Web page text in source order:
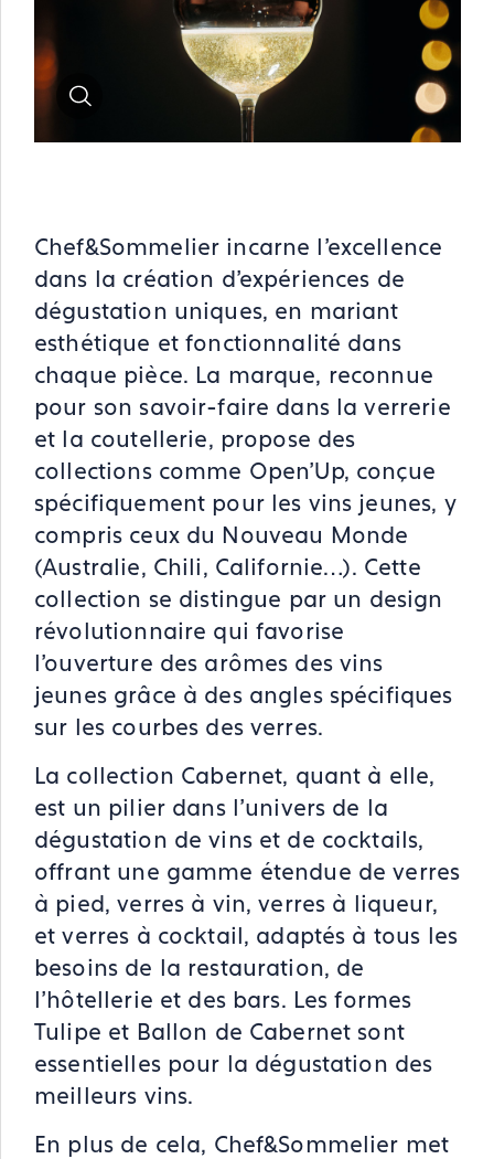
Chef&Sommelier incarne l'excellence
dans la création d'expériences de
dégustation uniques, en mariant
esthétique et fonctionnalité dans
chaque pièce. La marque, reconnue
pour son savoir-faire dans la verrerie
et la coutellerie, propose des
collections comme Open'Up, conçue
spécifiquement pour les vins jeunes, y
compris ceux du Nouveau Monde
(Australie, Chili, Californie…). Cette
collection se distingue par un design
révolutionnaire qui favorise
l'ouverture des arômes des vins
jeunes grâce à des angles spécifiques
sur les courbes des verres​.
La collection Cabernet, quant à elle,
est un pilier dans l'univers de la
dégustation de vins et de cocktails,
offrant une gamme étendue de verres
à pied, verres à vin, verres à liqueur,
et verres à cocktail, adaptés à tous les
besoins de la restauration, de
l'hôtellerie et des bars. Les formes
Tulipe et Ballon de Cabernet sont
essentielles pour la dégustation des
meilleurs vins​.
En plus de cela, Chef&Sommelier met